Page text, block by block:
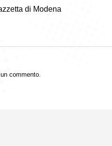
di Modena
commento.